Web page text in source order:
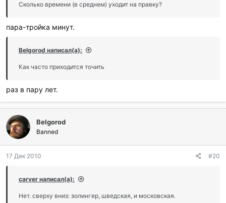
Сколько времени (в среднем) уходит на правку?
пара-тройка минут.
Belgorod написал(а):
Как часто приходится точить
раз в пару лет.
Belgorod
Banned
17 Дек 2010 #20
carver написал(а):
Нет. сверху вниз: золингер, шведская, и московская.